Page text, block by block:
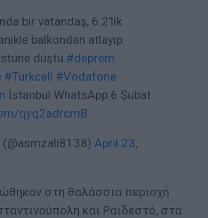
bir vatandaş, 6.2'lik
balkondan atlayıp
düştü.#deprem
#Turkcell #Vodafone
İstanbul WhatsApp 6 Şubat
qyq2adrcmB
April 23,
στη θαλάσσια περιοχή
και Ραιδεστό, στα